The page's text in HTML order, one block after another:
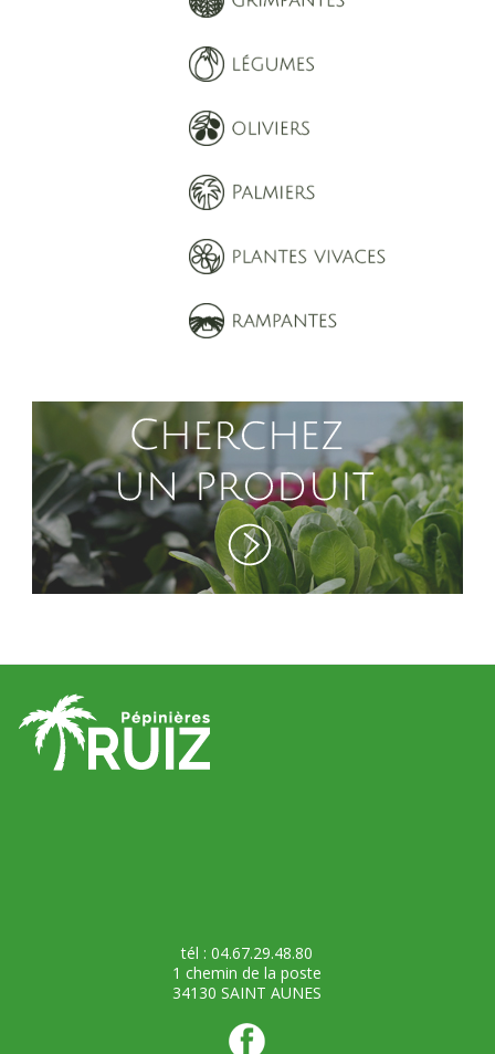
tél : 04.67.29.48.80
1 chemin de la poste
34130 SAINT AUNES